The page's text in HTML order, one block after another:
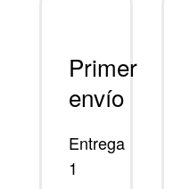
Primer
envío
Entrega
1